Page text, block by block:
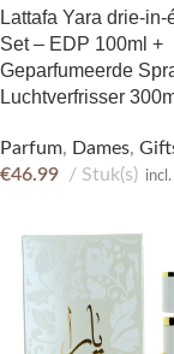
Lattafa Yara drie-in-
Set – EDP 100ml +
Geparfumeerde
Luchtverfrisser
Parfum, Dames,
€46.99 Stuk(s)